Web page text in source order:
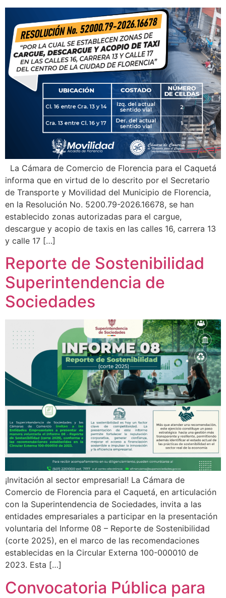
La Cámara de Comercio de Florencia para el Caquetá
informa que en virtud de lo descrito por el Secretario
de Transporte y Movilidad del Municipio de Florencia,
en la Resolución No. 5200.79-2026.16678, se han
establecido zonas autorizadas para el cargue,
descargue y acopio de taxis en las calles 16, carrera 13
y calle 17 […]
Reporte de Sostenibilidad
Superintendencia de
Sociedades
¡Invitación al sector empresarial! La Cámara de
Comercio de Florencia para el Caquetá, en articulación
con la Superintendencia de Sociedades, invita a las
entidades empresariales a participar en la presentación
voluntaria del Informe 08 – Reporte de Sostenibilidad
(corte 2025), en el marco de las recomendaciones
establecidas en la Circular Externa 100-000010 de
2023. Esta […]
Convocatoria Pública para